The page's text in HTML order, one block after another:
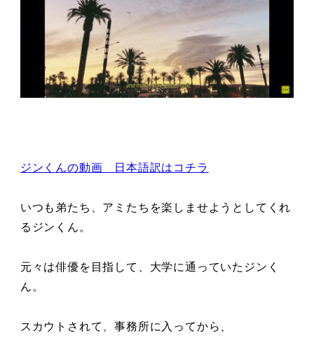
ジンくんの動画 日本語訳はコチラ
いつも弟たち、アミたちを楽しませようとしてくれ
るジンくん。
元々は俳優を目指して、大学に通っていたジンく
ん。
スカウトされて、事務所に入ってから、